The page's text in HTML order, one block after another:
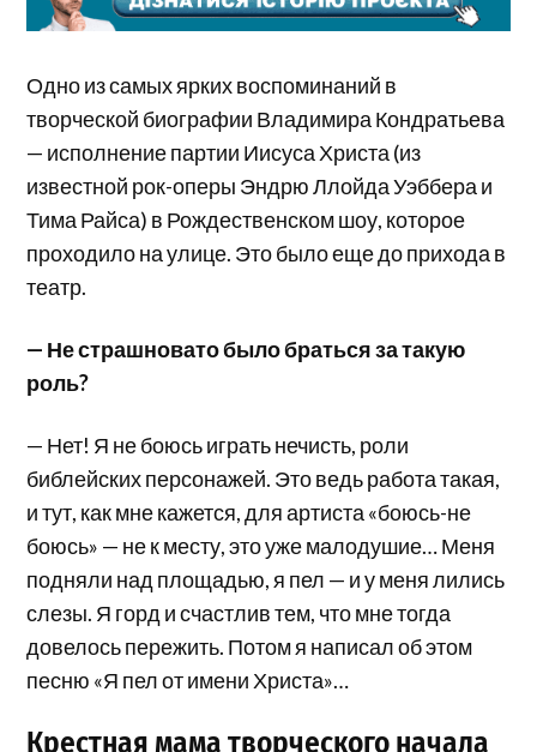
Одно из самых ярких воспоминаний в
творческой биографии Владимира Кондратьева
— исполнение партии Иисуса Христа (из
известной рок-оперы Эндрю Ллойда Уэббера и
Тима Райса) в Рождественском шоу, которое
проходило на улице. Это было еще до прихода в
театр.
— Не страшновато было браться за такую
роль?
— Нет! Я не боюсь играть нечисть, роли
библейских персонажей. Это ведь работа такая,
и тут, как мне кажется, для артиста «боюсь-не
боюсь» — не к месту, это уже малодушие… Меня
подняли над площадью, я пел — и у меня лились
слезы. Я горд и счастлив тем, что мне тогда
довелось пережить. Потом я написал об этом
песню «Я пел от имени Христа»…
Крестная мама творческого начала